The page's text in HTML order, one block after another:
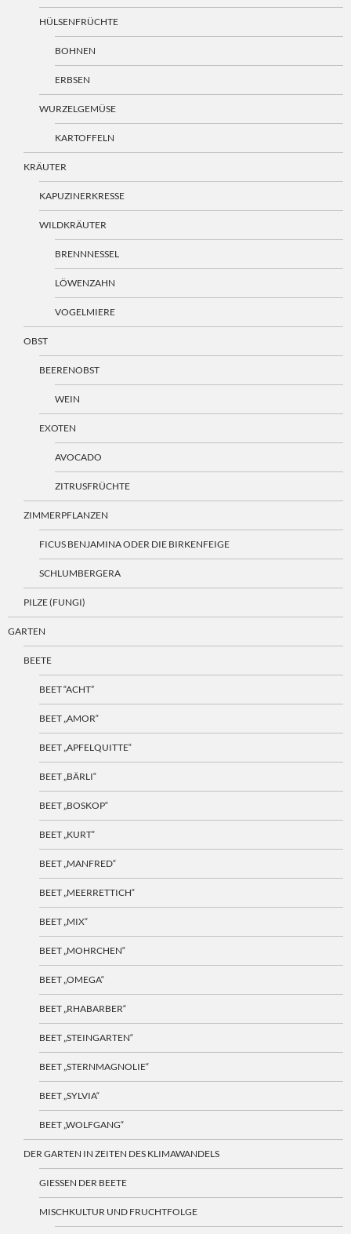
HÜLSENFRÜCHTE
BOHNEN
ERBSEN
WURZELGEMÜSE
KARTOFFELN
KRÄUTER
KAPUZINERKRESSE
WILDKRÄUTER
BRENNNESSEL
LÖWENZAHN
VOGELMIERE
OBST
BEERENOBST
WEIN
EXOTEN
AVOCADO
ZITRUSFRÜCHTE
ZIMMERPFLANZEN
FICUS BENJAMINA ODER DIE BIRKENFEIGE
SCHLUMBERGERA
PILZE (FUNGI)
GARTEN
BEETE
BEET “ACHT”
BEET „AMOR“
BEET „APFELQUITTE“
BEET „BÄRLI“
BEET „BOSKOP“
BEET „KURT“
BEET „MANFRED“
BEET „MEERRETTICH“
BEET „MIX“
BEET „MOHRCHEN“
BEET „OMEGA“
BEET „RHABARBER“
BEET „STEINGARTEN“
BEET „STERNMAGNOLIE“
BEET „SYLVIA“
BEET „WOLFGANG“
DER GARTEN IN ZEITEN DES KLIMAWANDELS
GIESSEN DER BEETE
MISCHKULTUR UND FRUCHTFOLGE